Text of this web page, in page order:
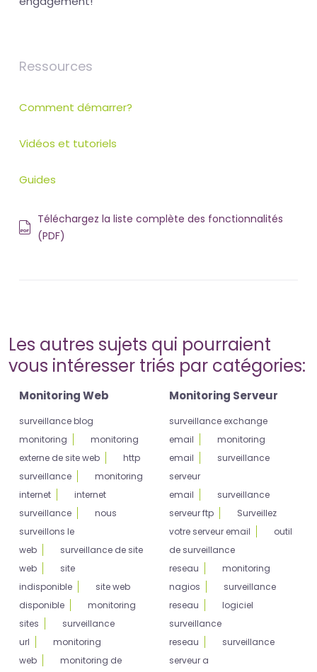
Ressources
Comment démarrer?
Vidéos et tutoriels
Guides
Téléchargez la liste complète des fonctionnalités
(PDF)
Les autres sujets qui pourraient
vous intéresser triés par catégories:
Monitoring Web
surveillance blog
monitoring
monitoring
externe de site web
http
surveillance
monitoring
internet
internet
surveillance
nous
surveillons le
web
surveillance de site
web
site
indisponible
site web
disponible
monitoring
sites
surveillance
url
monitoring
web
monitoring de
Monitoring Serveur
surveillance exchange
email
monitoring
email
surveillance
serveur
email
surveillance
serveur ftp
Surveillez
votre serveur email
outil
de surveillance
reseau
monitoring
nagios
surveillance
reseau
logiciel
surveillance
reseau
surveillance
serveur a